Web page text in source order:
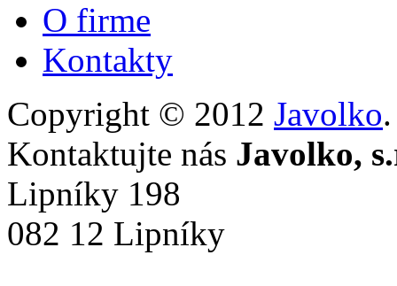
O firme
Kontakty
Copyright © 2012 Javolko
Kontaktujte nás Javolko,
Lipníky 198
082 12 Lipníky